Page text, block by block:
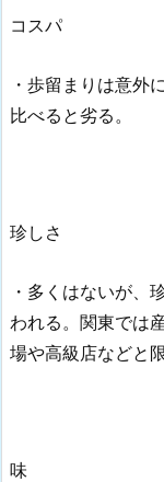
コスパ
・歩留まりは意外
比べると劣る。
珍しさ
・多くはないが、
われる。関東では
場や高級店などと
味